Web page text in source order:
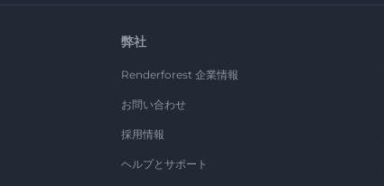
弊社
Renderforest 企業情報
お問い合わせ
採用情報
ヘルプとサポート